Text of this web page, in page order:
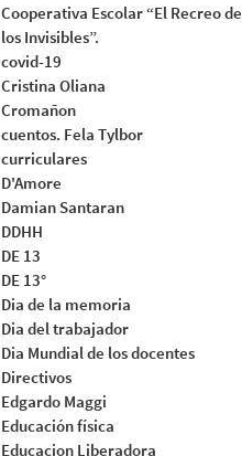
Cooperativa Escolar “El Recreo de
los Invisibles”.
covid-19
Cristina Oliana
Cromañon
cuentos. Fela Tylbor
curriculares
D'Amore
Damian Santaran
DDHH
DE 13
DE 13°
Dia de la memoria
Dia del trabajador
Dia Mundial de los docentes
Directivos
Edgardo Maggi
Educación física
Educacion Liberadora